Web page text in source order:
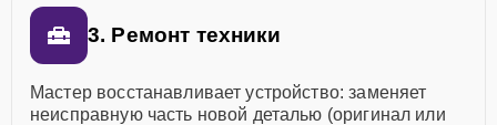
3. Ремонт техники
Мастер восстанавливает устройство: заменяет
неисправную часть новой деталью (оригинал или